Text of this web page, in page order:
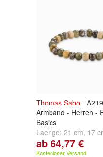
Thomas Sabo -
Armband - Herren -
Basics
Laenge: 21 cm, 17
cm
ab 64,77 €
Kostenloser Versand